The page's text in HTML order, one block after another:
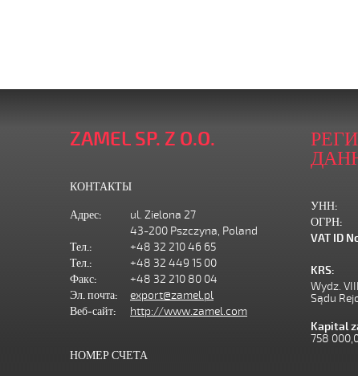
ZAMEL SP. Z O.O.
КОНТАКТЫ
Адрес:
ul. Zielona 27
43-200 Pszczyna, Poland
Тел.:
+48 32 210 46 65
Тел.:
+48 32 449 15 00
Факс:
+48 32 210 80 04
Эл. почта:
export@zamel.pl
Веб-сайт:
http://www.zamel.com
НОМЕР СЧЕТА
УНН:
ОГРН:
VAT ID
KRS:
Wydz.
Sądu
Kapital
758